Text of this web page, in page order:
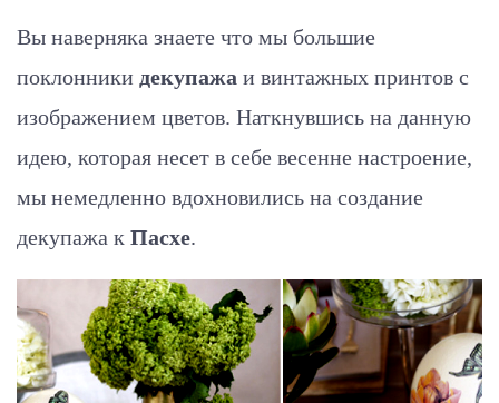
Вы наверняка знаете что мы большие
поклонники декупажа и винтажных принтов с
изображением цветов. Наткнувшись на данную
идею, которая несет в себе весенне настроение,
мы немедленно вдохновились на создание
декупажа к Пасхе.